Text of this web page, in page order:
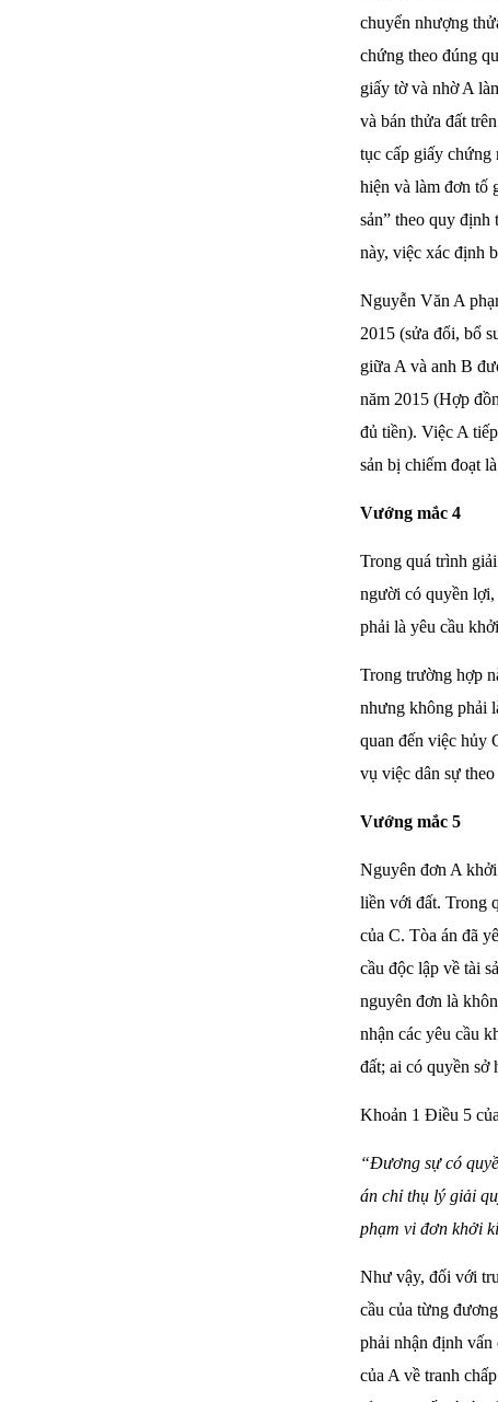
chuyển nhượng
chứng theo đúng
giấy tờ và nhờ A
và bán thửa đất
tục cấp giấy chứng
hiện và làm đơn tố
sản” theo quy
này, việc xác định
Nguyễn Văn A
2015 (sửa đổi, bổ
giữa A và anh B
năm 2015 (Hợp
đủ tiền). Việc A
sản bị chiếm đoạt
Vướng mắc 4
Trong quá trình
người có quyền
phải là yêu cầu
Trong trường hợp
nhưng không phải
quan đến việc hủy
vụ việc dân sự
Vướng mắc 5
Nguyên đơn A
liền với đất. Trong
của C. Tòa án đã
cầu độc lập về tài
nguyên đơn là
nhận các yêu cầu
đất; ai có quyền sở
Khoản 1 Điều 5
“Đương sự có
án chỉ thụ lý giải
phạm vi đơn khởi
Như vậy, đối với
cầu của từng
phải nhận định vấn
của A về tranh